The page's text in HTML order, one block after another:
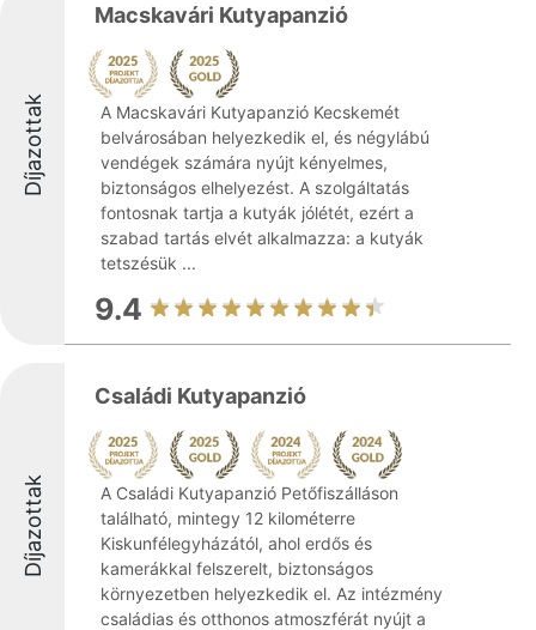
Díjazottak
Macskavári Kutyapanzió
A Macskavári Kutyapanzió Kecskemét
belvárosában helyezkedik el, és négylábú
vendégek számára nyújt kényelmes,
biztonságos elhelyezést. A szolgáltatás
fontosnak tartja a kutyák jólétét, ezért a
szabad tartás elvét alkalmazza: a kutyák
tetszésük ...
9.4
Díjazottak
Családi Kutyapanzió
A Családi Kutyapanzió Petőfiszálláson
található, mintegy 12 kilométerre
Kiskunfélegyházától, ahol erdős és
kamerákkal felszerelt, biztonságos
környezetben helyezkedik el. Az intézmény
családias és otthonos atmoszférát nyújt a